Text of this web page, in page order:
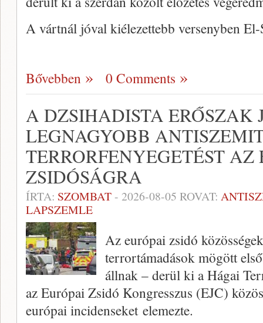
A vártnál jóval kiélezettebb versenyben El-
Bővebben 0 Comments
A DZSIHADISTA ERŐSZAK
LEGNAGYOBB
TERRORFENYEGETÉST AZ
ZSIDÓSÁGRA
ÍRTA: SZOMBAT- 2026-08-05 ROVAT:
LAPSZEMLE
Az európai zsidó
terrortámadások mögött
állnak – derül ki a Hágai
az Európai Zsidó Kongresszus (EJC)
európai incidenseket elemezte.